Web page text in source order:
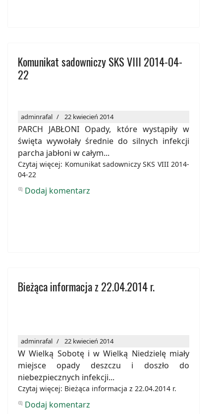
Komunikat sadowniczy SKS VIII 2014-04-
22
adminrafal 22 kwiecień 2014
PARCH JABŁONI Opady, które wystąpiły w
święta wywołały średnie do silnych infekcji
parcha jabłoni w całym...
Czytaj więcej: Komunikat sadowniczy SKS VIII 2014-
04-22
Dodaj komentarz
Bieżąca informacja z 22.04.2014 r.
adminrafal 22 kwiecień 2014
W Wielką Sobotę i w Wielką Niedzielę miały
miejsce opady deszczu i doszło do
niebezpiecznych infekcji...
Czytaj więcej: Bieżąca informacja z 22.04.2014 r.
Dodaj komentarz